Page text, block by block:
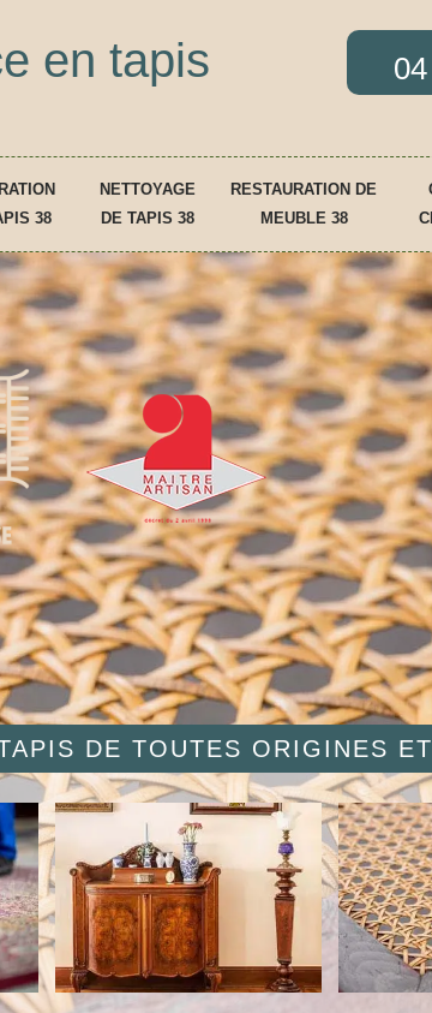
en tapis
38
NETTOYAGE
DE TAPIS 38
RESTAURATION DE
MEUBLE 38
DE TOUTES ORIGINES